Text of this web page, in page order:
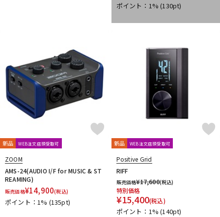
ポイント：1%(130pt)
新品 WEB注文店頭受取可
ZOOM
AMS-24(AUDIO I/F for MUSIC & ST
REAMING)
販売価格¥14,900(税込)
ポイント：1% (135pt)
新品 WEB注文店頭受取可
Positive Grid
RIFF
販売価格¥17,600(税込)
特別価格
¥15,400(税込)
ポイント：1%(140pt)